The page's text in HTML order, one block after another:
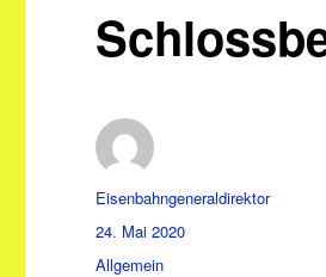
Autor
Eisenbahngeneraldirektor
Veröffentlicht
am
24. Mai 2020
Kategorien
Allgemein